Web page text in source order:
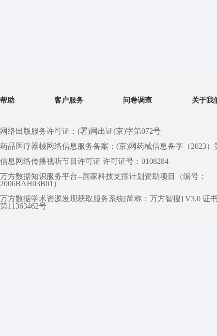
帮助 客户服务 问卷调查 关于我
网络出版服务许可证：(署)网出证(京)字第072号
药品医疗器械网络信息服务备案：(京)网药械信息备字（2023）
信息网络传播视听节目许可证 许可证号：0108284
万方数据知识服务平台--国家科技支撑计划资助项目（编号：
2006BAH03B01）
万方数据学术资源发现获取服务系统[简称：万方智搜] V3.0 证
第11363462号